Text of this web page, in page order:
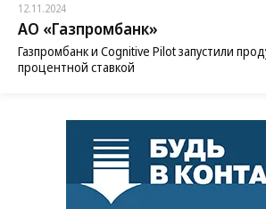
12.11.2024
АО «Газпромбанк»
Газпромбанк и Cognitive Pilot запустили
процентной ставкой